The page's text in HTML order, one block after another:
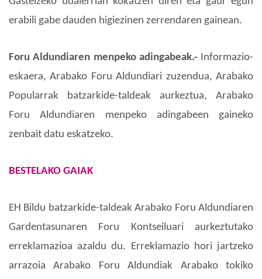
erabili gabe dauden higiezinen zerrendaren gainean.
Foru Aldundiaren menpeko adingabeak.- Informazio-
eskaera, Arabako Foru Aldundiari zuzendua, Arabako
Popularrak batzarkide-taldeak aurkeztua, Arabako
Foru Aldundiaren menpeko adingabeen gaineko
zenbait datu eskatzeko.
BESTELAKO GAIAK
EH Bildu batzarkide-taldeak Arabako Foru Aldundiaren
Gardentasunaren Foru Kontseiluari aurkeztutako
erreklamazioa azaldu du. Erreklamazio hori jartzeko
arrazoia Arabako Foru Aldundiak Arabako tokiko